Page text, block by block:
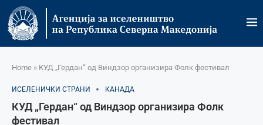
Home » КУД „Гердан“ од Виндзор организира Фолк фестивал
ИСЕЛЕНИЧКИ СТРАНИ КАНАДА
КУД „Гердан“ од Виндзор организира Фолк
фестивал